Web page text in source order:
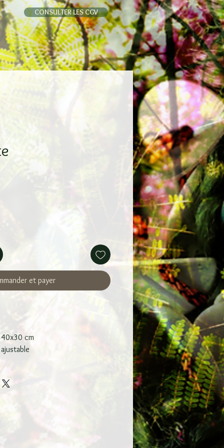
CONSULTER LES CGV
et payer
cm